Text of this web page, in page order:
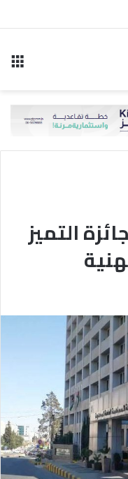
التميز